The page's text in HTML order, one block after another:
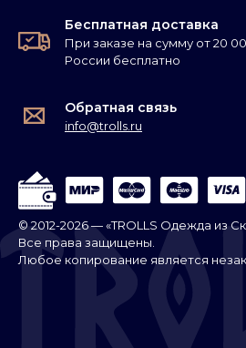
Бесплатная доставка
При заказе на сумму от 20
России бесплатно
Обратная связь
info@trolls.ru
© 2012-2026 — «TROLLS Одежда из
Все права защищены.
Любое копирование является